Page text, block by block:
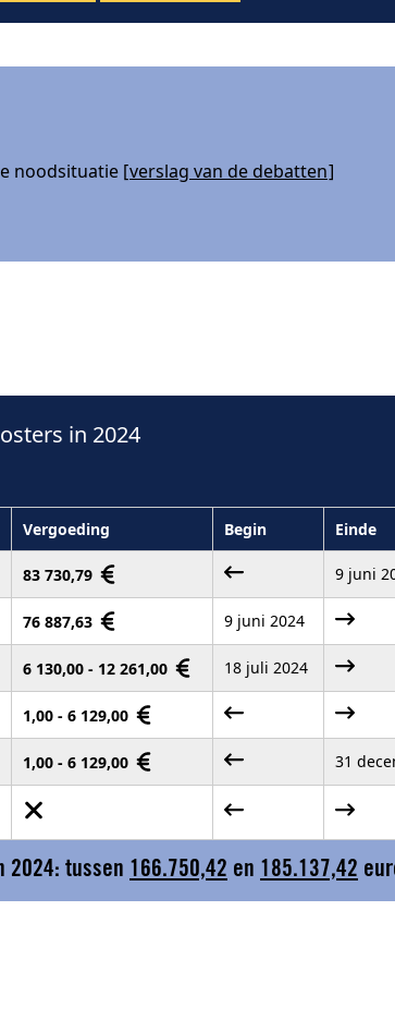
noodsituatie [verslag van de debatten]
in 2024
Vergoeding Begin Einde
83 730,79 9 juni
76 887,63 9 juni 2024
6 130,00 - 12 261,00 18 juli 2024
1,00 - 6 129,00
1,00 - 6 129,00 31
2024: tussen 166.750,42 en 185.137,42